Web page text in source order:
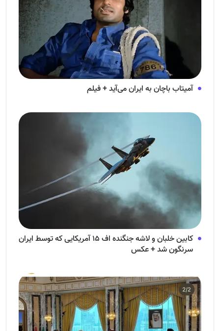
آمیتاب باچان به ایران می‌آید + فیلم
کابین خلبان و لاشه جنگنده اف ۱۵ آمریکایی که توسط ایران
سرنگون شد + عکس